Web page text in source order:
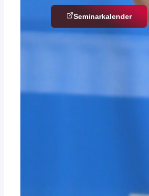
Seminar­kalender